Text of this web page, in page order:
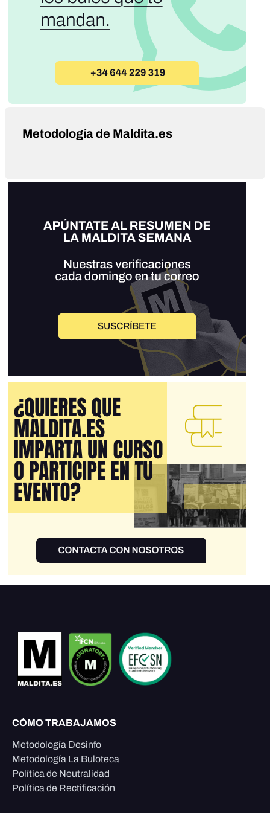
Metodología de Maldita.es
CÓMO TRABAJAMOS
Metodología Desinfo
Metodología La Buloteca
Política de Neutralidad
Política de Rectificación